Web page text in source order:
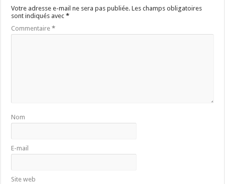
Votre adresse e-mail ne sera pas publiée. Les champs obligatoires
sont indiqués avec*
Commentaire*
Nom
E-mail
Site web